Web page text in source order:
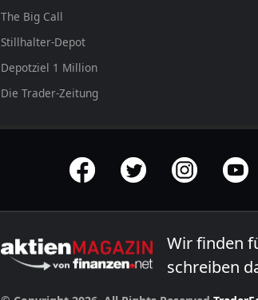
The Big Call
Stillhalter-Depot
Depotziel 1 Million
Die Trader-Zeitung
offizielle Social Media-Accounts
Wir finden
schreiben